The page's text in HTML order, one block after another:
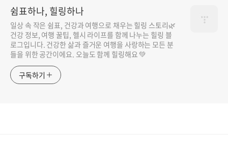
쉼표하나, 힐링하나
일상 속 작은 쉼표, 건강과 여행으로 채우는 힐링 스토리🌿
건강 정보, 여행 꿀팁, 헬시 라이프를 함께 나누는 힐링 블
로그입니다. 건강한 삶과 즐거운 여행을 사랑하는 모든 분
들을 위한 공간이에요. 오늘도 함께 힐링해요 💚
구독하기